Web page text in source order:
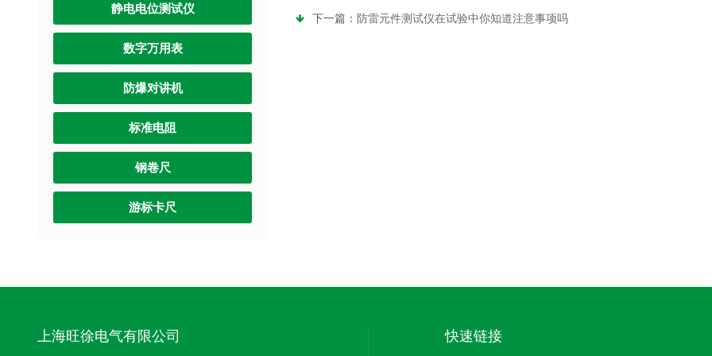
静电电位测试仪
数字万用表
防爆对讲机
标准电阻
钢卷尺
游标卡尺
下一篇： 防雷元件测试仪在试验中你知道注意事项吗
上海旺徐电气有限公司 快速链接